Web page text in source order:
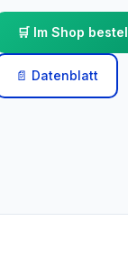
🛒 Im Shop
📄 Datenblatt